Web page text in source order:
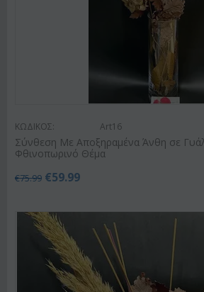
ΚΩΔΙΚΟΣ: Art16
Σύνθεση Με Αποξηραμένα Άνθη σε
Φθινοπωρινό Θέμα
€75.99 €59.99